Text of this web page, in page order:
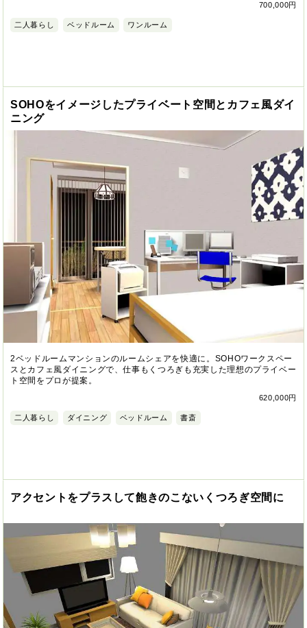
700,000円
二人暮らし ベッドルーム ワンルーム
SOHOをイメージしたプライベート空間とカフェ風ダイ
ニング
2ベッドルームマンションのルームシェアを快適に。SOHOワークスペー
スとカフェ風ダイニングで、仕事もくつろぎも充実した理想のプライベー
ト空間をプロが提案。
620,000円
二人暮らし ダイニング ベッドルーム 書斎
アクセントをプラスして飽きのこないくつろぎ空間に